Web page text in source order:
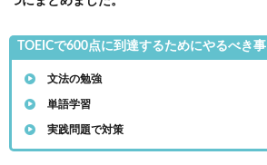
TOEICで600点に到達するためにやるべき事
文法の勉強
単語学習
実践問題で対策